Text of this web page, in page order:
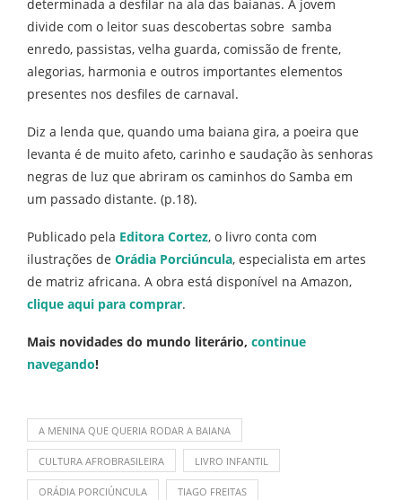
determinada a desfilar na ala das baianas. A jovem
divide com o leitor suas descobertas sobre samba
enredo, passistas, velha guarda, comissão de frente,
alegorias, harmonia e outros importantes elementos
presentes nos desfiles de carnaval.
Diz a lenda que, quando uma baiana gira, a poeira que
levanta é de muito afeto, carinho e saudação às senhoras
negras de luz que abriram os caminhos do Samba em
um passado distante. (p.18).
Publicado pela Editora Cortez, o livro conta com
ilustrações de Orádia Porciúncula, especialista em artes
de matriz africana. A obra está disponível na Amazon,
clique aqui para comprar.
Mais novidades do mundo literário, continue
navegando!
A MENINA QUE QUERIA RODAR A BAIANA
CULTURA AFROBRASILEIRA LIVRO INFANTIL
ORÁDIA PORCIÚNCULA TIAGO FREITAS